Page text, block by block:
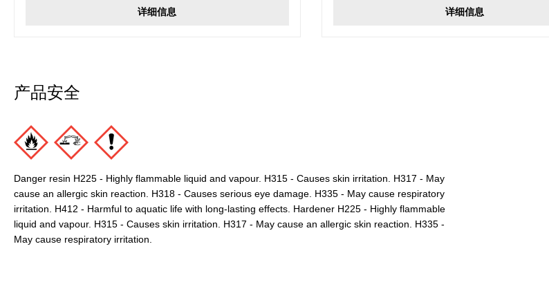
详细信息 详细信息
产品安全
Danger resin H225 - Highly flammable liquid and vapour. H315 - Causes skin irritation. H317 - May
cause an allergic skin reaction. H318 - Causes serious eye damage. H335 - May cause respiratory
irritation. H412 - Harmful to aquatic life with long-lasting effects. Hardener H225 - Highly flammable
liquid and vapour. H315 - Causes skin irritation. H317 - May cause an allergic skin reaction. H335 -
May cause respiratory irritation.